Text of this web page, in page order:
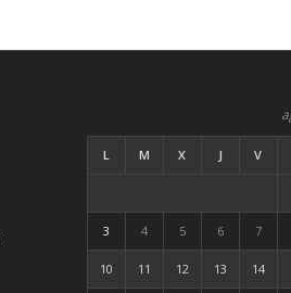
L M X J V
3 4 5 6 7
10 11 12 13 14